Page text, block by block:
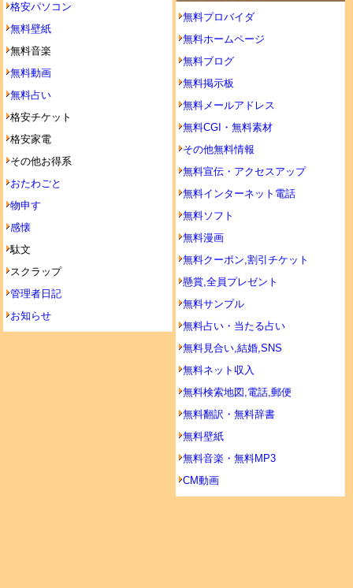
格安パソコン
無料壁紙
無料音楽
無料動画
無料占い
格安チケット
格安家電
その他お得系
おたわごと
物申す
感懐
駄文
スクラップ
管理者日記
お知らせ
無料プロバイダ
無料ホームページ
無料ブログ
無料掲示板
無料メールアドレス
無料CGI・無料素材
その他無料情報
無料宣伝・アクセスアップ
無料インターネット電話
無料ソフト
無料漫画
無料クーポン,割引チケット
懸賞,全員プレゼント
無料サンプル
無料占い・当たる占い
無料見合い,結婚,SNS
無料ネット収入
無料検索地図,電話,郵便
無料翻訳・無料辞書
無料壁紙
無料音楽・無料MP3
CM動画